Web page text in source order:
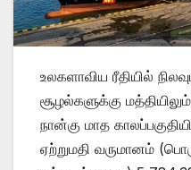
உலகளாவிய ரீதியில்
சூழல்களுக்கு
நான்கு மாத
ஏற்றுமதி வருமானம்